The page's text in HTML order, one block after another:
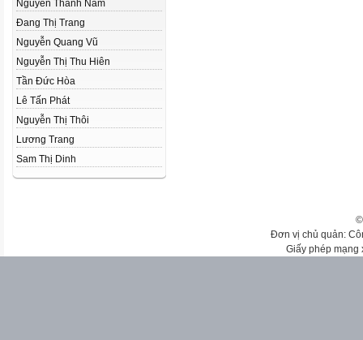
Nguyên Thành Nam
Đang Thị Trang
Nguyễn Quang Vũ
Nguyễn Thị Thu Hiên
Tần Đức Hòa
Lê Tấn Phát
Nguyễn Thị Thôi
Lương Trang
Sam Thị Dinh
Đơn vị chủ quản:
Giấy phép mạng